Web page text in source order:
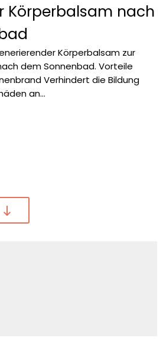
Körperbalsam nach
Körperbalsam zur
dem Sonnenbad. Vorteile
Verhindert die Bildung
an...